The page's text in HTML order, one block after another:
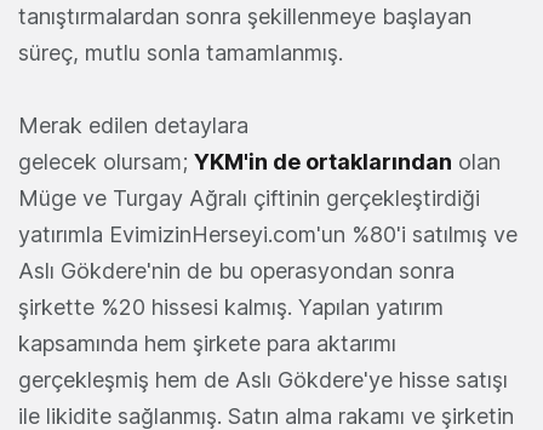
tanıştırmalardan sonra şekillenmeye başlayan
süreç, mutlu sonla tamamlanmış.
Merak edilen detaylara
gelecek olursam; YKM'in de ortaklarından olan
Müge ve Turgay Ağralı çiftinin gerçekleştirdiği
yatırımla EvimizinHerseyi.com'un %80'i satılmış ve
Aslı Gökdere'nin de bu operasyondan sonra
şirkette %20 hissesi kalmış. Yapılan yatırım
kapsamında hem şirkete para aktarımı
gerçekleşmiş hem de Aslı Gökdere'ye hisse satışı
ile likidite sağlanmış. Satın alma rakamı ve şirketin